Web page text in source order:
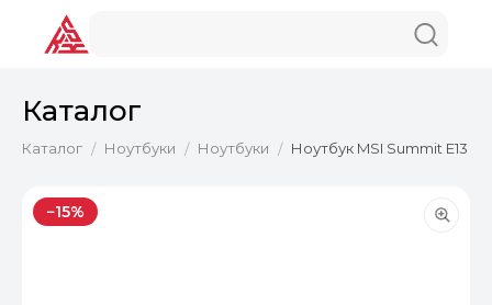
Каталог
Каталог / Ноутбуки / Ноутбуки / Ноутбук MSI Summit E13 AI
−15%